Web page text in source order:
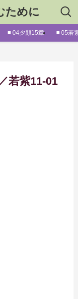
ために
■ 04夕顔15章 ■ 05若
若紫11-01